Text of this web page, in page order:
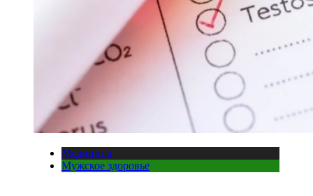
Медицина
Мужское здоровье